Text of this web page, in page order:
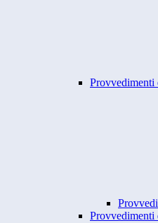
Provvedimenti